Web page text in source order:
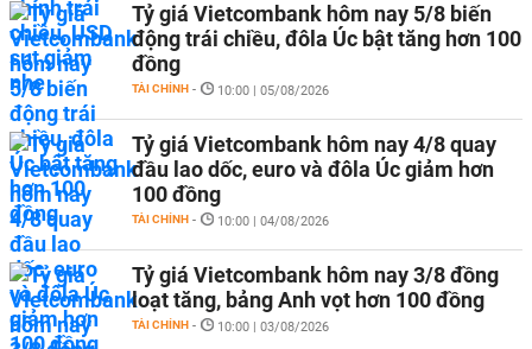
Tỷ giá Vietcombank hôm nay 5/8 biến
động trái chiều, đôla Úc bật tăng hơn 100
đồng
TÀI CHÍNH - 10:00 | 05/08/2026
Tỷ giá Vietcombank hôm nay 4/8 quay
đầu lao dốc, euro và đôla Úc giảm hơn
100 đồng
TÀI CHÍNH - 10:00 | 04/08/2026
Tỷ giá Vietcombank hôm nay 3/8 đồng
loạt tăng, bảng Anh vọt hơn 100 đồng
TÀI CHÍNH - 10:00 | 03/08/2026